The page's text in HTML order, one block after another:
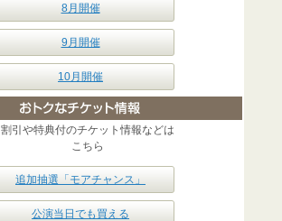
8月開催
9月開催
10月開催
割引や特典付のチケット情報などは
こちら
追加抽選「モアチャンス」
公演当日でも買える